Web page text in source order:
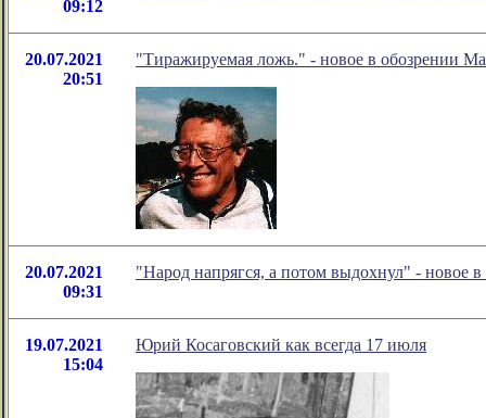
09:12
20.07.2021
20:51
"Тиражируемая ложь." - новое в обозрении
20.07.2021
09:31
"Народ напрягся, а потом выдохнул" - новое
19.07.2021
15:04
Юрий Косаговский как всегда 17 июля